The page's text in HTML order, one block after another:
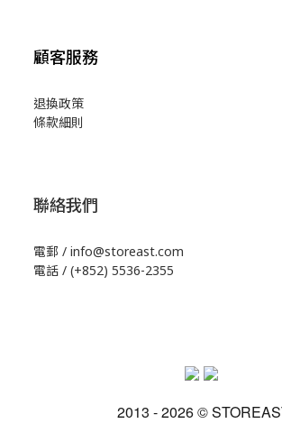
顧客服務
退換政策
條款細則
聯絡我們
電郵 / info@storeast.com
電話 / (+852) 5536-2355
2013 - 2026 ©